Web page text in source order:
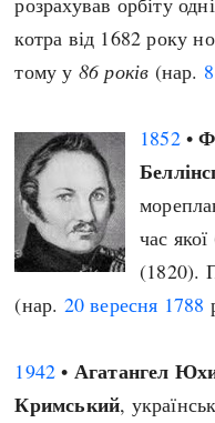
котра від 1682 року
тому у 86 років (нар.
1852•
час
(1820).
(нар. 20 вересня 1788
1942 • Агатангел
Кримський,